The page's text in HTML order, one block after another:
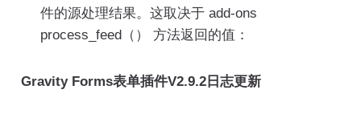
件的源处理结果。这取决于 add-ons
process_feed（） 方法返回的值：
Gravity Forms表单插件V2.9.2日志更新